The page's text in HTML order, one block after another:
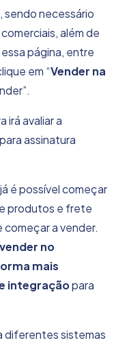
sendo necessário
além de
página, entre
em “Vender na
irá avaliar a
assinatura
é possível começar
produtos e frete
começar a vender.
no
mais
integraçãopara
diferentes sistemas